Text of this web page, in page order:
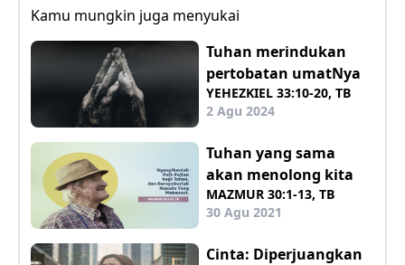
Kamu mungkin juga menyukai
Tuhan merindukan
pertobatan umatNya
YEHEZKIEL 33:10-20, TB
2 Agu 2024
Tuhan yang sama
akan menolong kita
MAZMUR 30:1-13, TB
30 Agu 2021
Cinta: Diperjuangkan